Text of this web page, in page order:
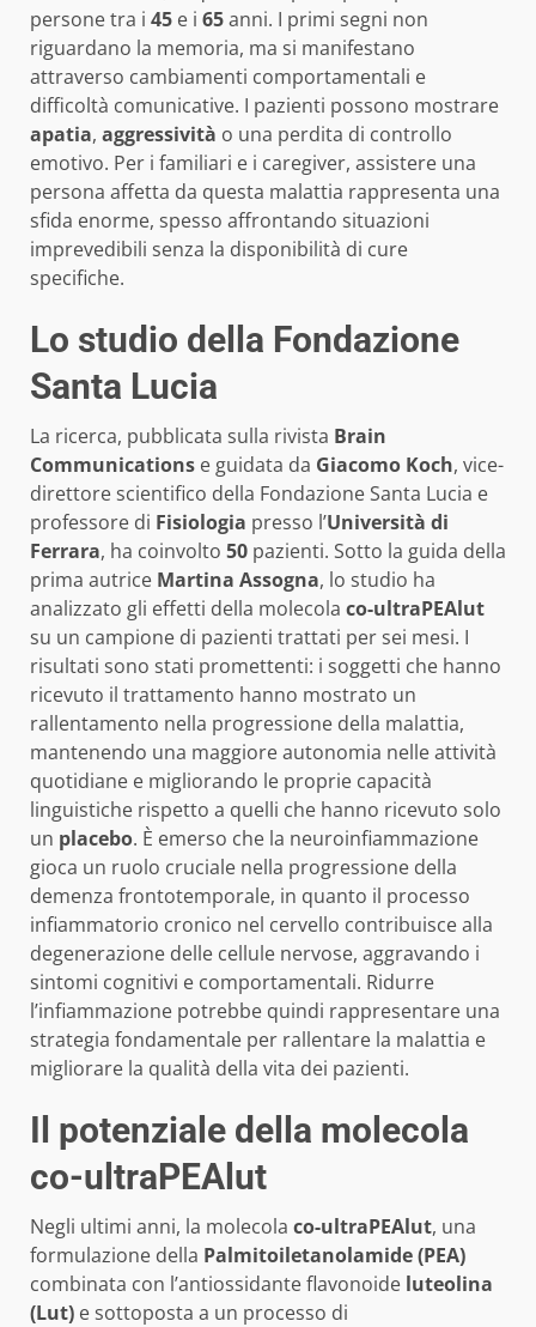
persone tra i 45 e i 65anni. I primi segni non
riguardano la memoria, ma si manifestano
attraverso cambiamenti comportamentali e
difficoltà comunicative. I pazienti possono mostrare
apatia, aggressività o una perdita di controllo
emotivo. Per i familiari e i caregiver, assistere una
persona affetta da questa malattia rappresenta una
sfida enorme, spesso affrontando situazioni
imprevedibili senza la disponibilità di cure
specifiche.
Lo studio della Fondazione
Santa Lucia
La ricerca, pubblicata sulla rivista Brain
Communications e guidata da Giacomo Koch, vice-
direttore scientifico della Fondazione Santa Lucia e
professore di Fisiologia presso l’Università di
Ferrara, ha coinvolto 50 pazienti. Sotto la guida della
prima autrice Martina Assogna, lo studio ha
analizzato gli effetti della molecola co-ultraPEAlut
su un campione di pazienti trattati per sei mesi. I
risultati sono stati promettenti: i soggetti che hanno
ricevuto il trattamento hanno mostrato un
rallentamento nella progressione della malattia,
mantenendo una maggiore autonomia nelle attività
quotidiane e migliorando le proprie capacità
linguistiche rispetto a quelli che hanno ricevuto solo
un placebo. È emerso che la neuroinfiammazione
gioca un ruolo cruciale nella progressione della
demenza frontotemporale, in quanto il processo
infiammatorio cronico nel cervello contribuisce alla
degenerazione delle cellule nervose, aggravando i
sintomi cognitivi e comportamentali. Ridurre
l’infiammazione potrebbe quindi rappresentare una
strategia fondamentale per rallentare la malattia e
migliorare la qualità della vita dei pazienti.
Il potenziale della molecola
co-ultraPEAlut
Negli ultimi anni, la molecola co-ultraPEAlut, una
formulazione della Palmitoiletanolamide (PEA)
combinata con l’antiossidante flavonoide luteolina
(Lut) e sottoposta a un processo di